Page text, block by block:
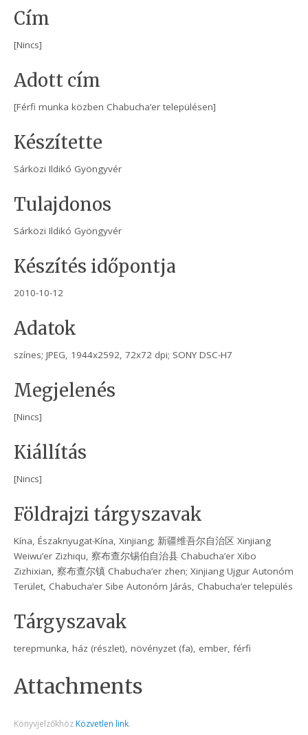
Cím
[Nincs]
Adott cím
[Férfi munka közben Chabucha’er településen]
Készítette
Sárközi Ildikó Gyöngyvér
Tulajdonos
Sárközi Ildikó Gyöngyvér
Készítés időpontja
2010-10-12
Adatok
színes; JPEG, 1944x2592, 72x72 dpi; SONY DSC-H7
Megjelenés
[Nincs]
Kiállítás
[Nincs]
Földrajzi tárgyszavak
Kína, Északnyugat-Kína, Xinjiang; 新疆维吾尔自治区 Xinjiang
Weiwu’er Zizhiqu, 察布查尔锡伯自治县 Chabucha’er Xibo
Zizhixian, 察布查尔镇 Chabucha’er zhen; Xinjiang Ujgur Autonóm
Terület, Chabucha’er Sibe Autonóm Járás, Chabucha’er település
Tárgyszavak
terepmunka, ház (részlet), növényzet (fa), ember, férfi
Attachments
Könyvjelzőkhöz Közvetlen link.